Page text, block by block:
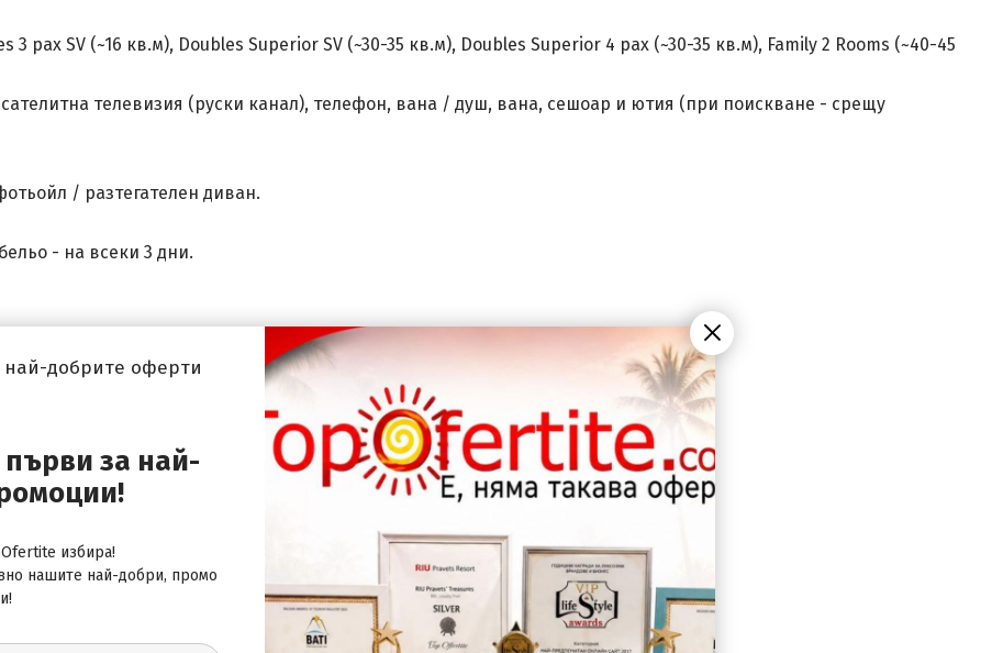
3 pax SV (~16 кв.м), Doubles Superior SV (~30-35 кв.м), Doubles Superior 4 pax (~30-35 кв.м), Family 2 Rooms (~40-45
телевизия (руски канал), телефон, вана / душ, вана, сешоар и ютия (при поискване - срещу
/ разтегателен диван.
- на всеки 3 дни.
оборудване.
подлез, отличен със син флаг от ЕС
детска секция в централния басейн
a la carte, основен ресторант
най-добрите оферти
първи за най-
избира!
нашите най-добри, промо